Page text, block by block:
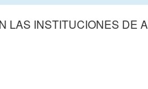
LAS INSTITUCIONES DE